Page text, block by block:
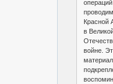
операций
Красной
в
войне.
материал